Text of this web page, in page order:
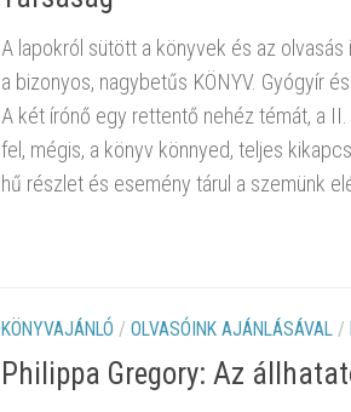
A lapokról sütött a könyvek és az
a bizonyos, nagybetűs KÖNYV. Gyógyír
A két írónő egy rettentő nehéz témát, a
fel, mégis, a könyv könnyed, teljes
hű részlet és esemény tárul a szemünk
KÖNYVAJÁNLÓ / OLVASÓINK AJÁNLÁSÁVAL /
Philippa Gregory: Az